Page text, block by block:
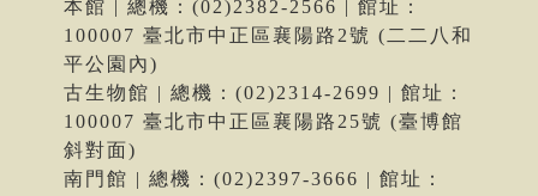
本館 | 總機：(02)2382-2566 | 館址：
100007 臺北市中正區襄陽路2號 (二二八和
平公園內)
古生物館 | 總機：(02)2314-2699 | 館址：
100007 臺北市中正區襄陽路25號 (臺博館
斜對面)
南門館 | 總機：(02)2397-3666 | 館址：